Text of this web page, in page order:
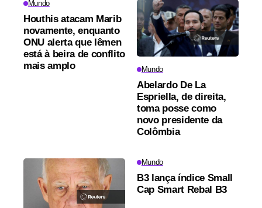
Mundo
Houthis atacam Marib
novamente, enquanto
ONU alerta que Iêmen
está à beira de conflito
mais amplo
Mundo
Abelardo De La
Espriella, de direita,
toma posse como
novo presidente da
Colômbia
Mundo
B3 lança índice Small
Cap Smart Rebal B3